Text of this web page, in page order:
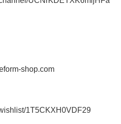
shop.com
1T5CKXH0VDF29